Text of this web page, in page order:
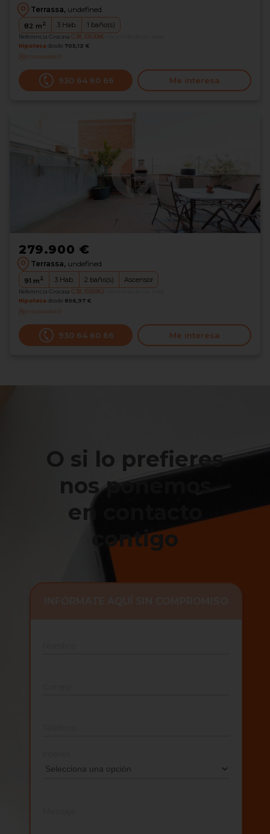
Terrassa, undefined
82 m2 3 Hab. 1 baño(s)
Referencia Grocasa G38_1053086
Hipoteca desde 705,12 €
Interesados0
930 64 60 66 Me interesa
279.900 €
Terrassa, undefined
91 m2 3 Hab. 2 baño(s) Ascensor
Referencia Grocasa G38_1056962
Hipoteca desde 856,97 €
Interesados0
930 64 60 66 Me interesa
O si lo prefieres
nos ponemos
en contacto
contigo